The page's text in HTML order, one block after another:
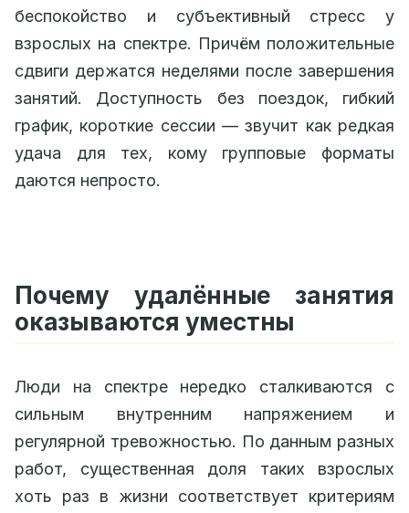
беспокойство и субъективный стресс у
взрослых на спектре. Причём положительные
сдвиги держатся неделями после завершения
занятий. Доступность без поездок, гибкий
график, короткие сессии — звучит как редкая
удача для тех, кому групповые форматы
даются непросто.
Почему удалённые занятия
оказываются уместны
Люди на спектре нередко сталкиваются с
сильным внутренним напряжением и
регулярной тревожностью. По данным разных
работ, существенная доля таких взрослых
хоть раз в жизни соответствует критериям